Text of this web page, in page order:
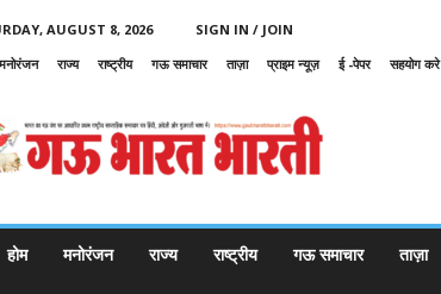
AUGUST 8, 2026
SIGN IN / JOIN
राज्य राष्ट्रीय गऊ समाचार ताज़ा प्राइम न्यूज़ ई -पेपर सहयोग करे
होम
मनोरंजन राज्य राष्ट्रीय गऊ समाचार ताज़ा